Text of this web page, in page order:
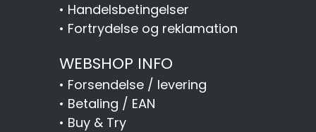
• Handelsbetingelser
• Fortrydelse og reklamation
WEBSHOP INFO
• Forsendelse / levering
• Betaling / EAN
• Buy & Try